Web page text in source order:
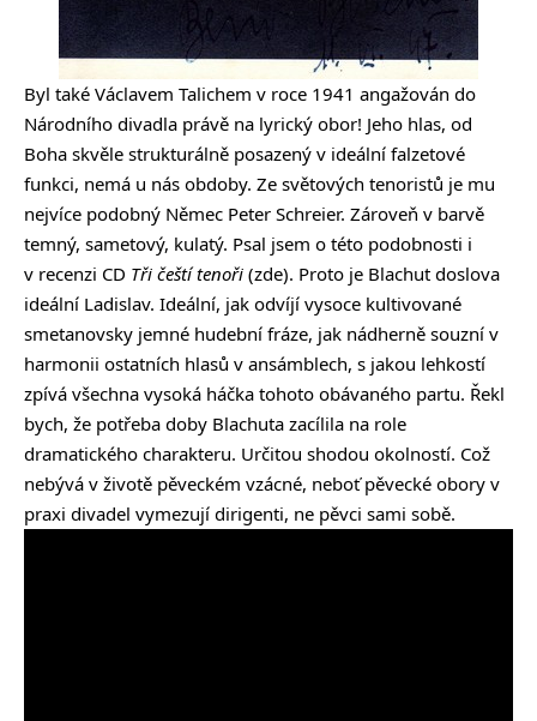
Byl také Václavem Talichem v roce 1941 angažován do
Národního divadla právě na lyrický obor! Jeho hlas, od
Boha skvěle strukturálně posazený v ideální falzetové
funkci, nemá u nás obdoby. Ze světových tenoristů je mu
nejvíce podobný Němec Peter Schreier. Zároveň v barvě
temný, sametový, kulatý. Psal jsem o této podobnosti i
v recenzi CD Tři čeští tenoři (zde). Proto je Blachut doslova
ideální Ladislav. Ideální, jak odvíjí vysoce kultivované
smetanovsky jemné hudební fráze, jak nádherně souzní v
harmonii ostatních hlasů v ansámblech, s jakou lehkostí
zpívá všechna vysoká háčka tohoto obávaného partu. Řekl
bych, že potřeba doby Blachuta zacílila na role
dramatického charakteru. Určitou shodou okolností. Což
nebývá v životě pěveckém vzácné, neboť pěvecké obory v
praxi divadel vymezují dirigenti, ne pěvci sami sobě.